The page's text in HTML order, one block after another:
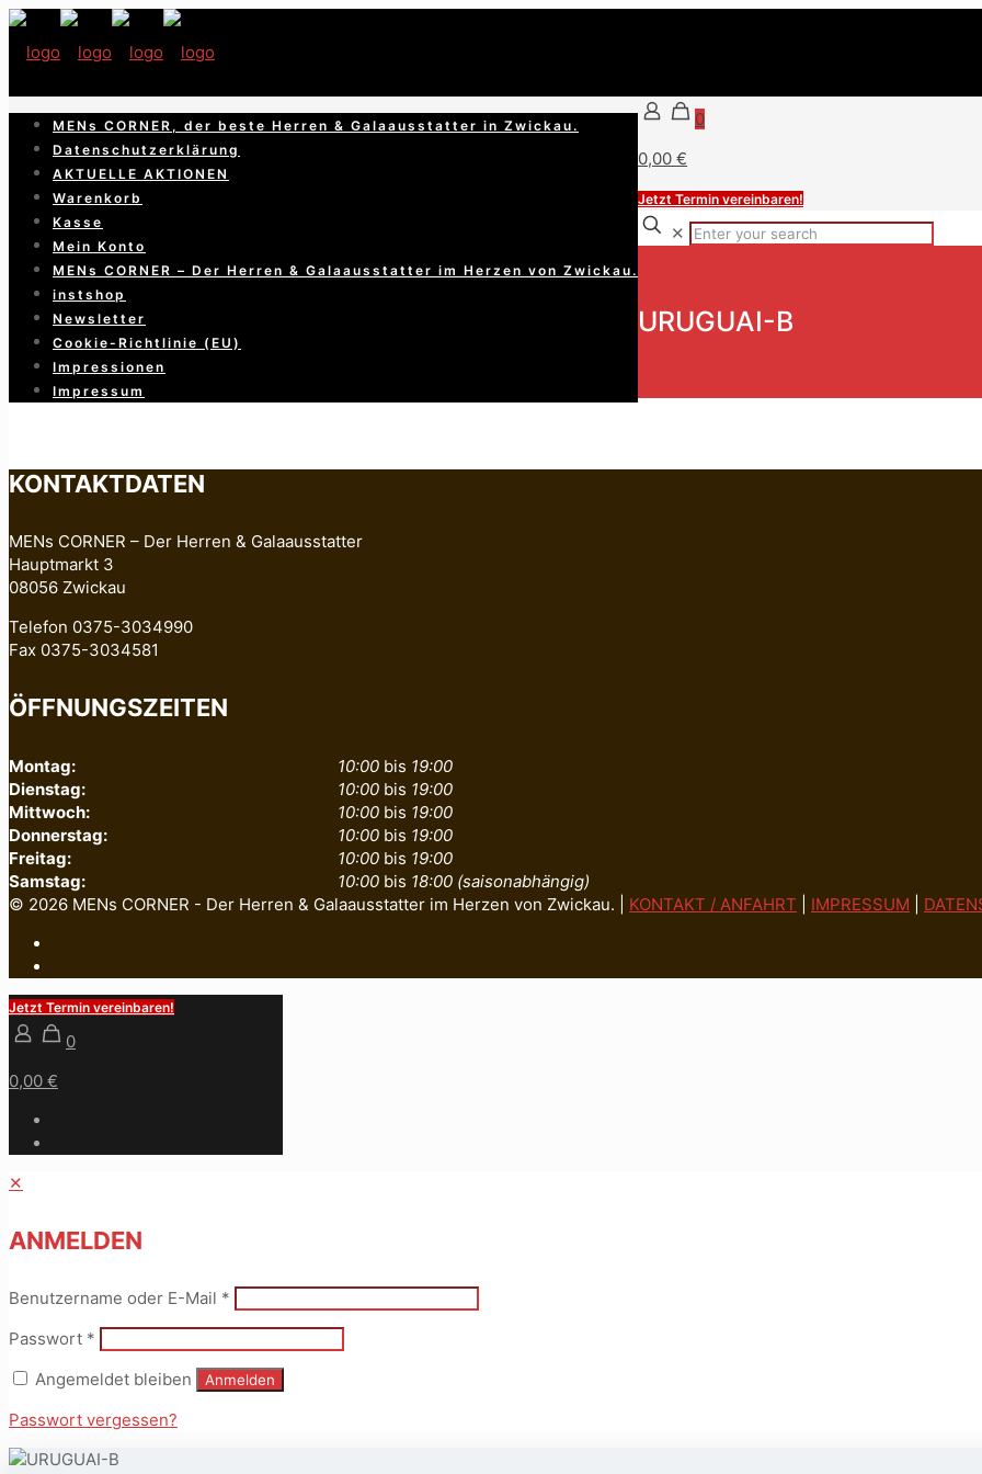
MENs CORNER, der beste Herren & Galaausstatter in Zwickau.
Datenschutzerklärung
AKTUELLE AKTIONEN
Warenkorb
Kasse
Mein Konto
MENs CORNER – Der Herren & Galaausstatter im Herzen von Zwickau.
instshop
Newsletter
Cookie-Richtlinie (EU)
Impressionen
Impressum
0
0,00 €
Jetzt Termin vereinbaren!
✕
URUGUAI-B
KONTAKTDATEN
MENs CORNER – Der Herren & Galaausstatter
Hauptmarkt 3
08056 Zwickau
Telefon 0375-3034990
Fax 0375-3034581
ÖFFNUNGSZEITEN
Montag:
Dienstag:
Mittwoch:
Donnerstag:
Freitag:
Samstag:
10:00 bis 19:00
10:00 bis 19:00
10:00 bis 19:00
10:00 bis 19:00
10:00 bis 19:00
10:00 bis 18:00 (saisonabhängig)
© 2026 MENs CORNER - Der Herren & Galaausstatter im Herzen von Zwickau. | KONTAKT / ANFAHRT IMPRESSUM
Jetzt Termin vereinbaren!
0
0,00 €
✕
ANMELDEN
Benutzername oder E-Mail *
Passwort *
Angemeldet bleiben
Anmelden
Passwort vergessen?